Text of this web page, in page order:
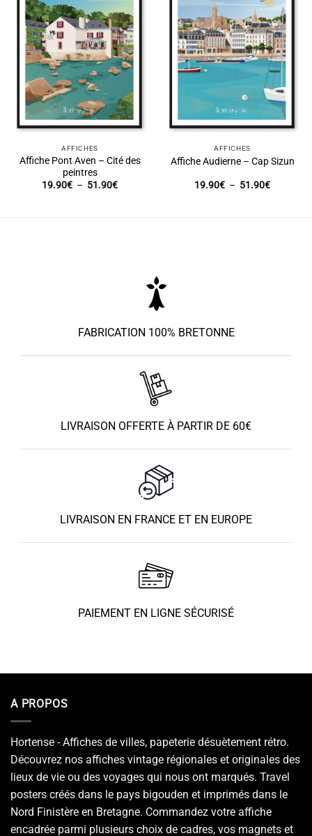
AFFICHES
Affiche Pont Aven – Cité des
peintres
19.90€ – 51.90€Plage
AFFICHES
Affiche Audierne – Cap Sizun
19.90€ – 51.90€Plage
FABRICATION 100% BRETONNE
LIVRAISON OFFERTE À PARTIR DE 60€
LIVRAISON EN FRANCE ET EN EUROPE
PAIEMENT EN LIGNE SÉCURISÉ
A PROPOS
Hortense - Affiches de villes, papeterie désuètement rétro.
Découvrez nos affiches vintage régionales et originales des
lieux de vie ou des voyages qui nous ont marqués. Travel
posters créés dans le pays bigouden et imprimés dans le
Nord Finistère en Bretagne. Commandez votre affiche
encadrée parmi plusieurs choix de cadres, vos magnets et